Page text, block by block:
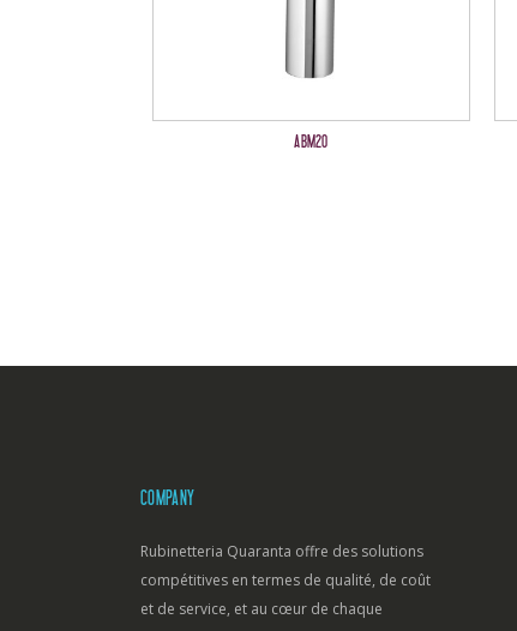
ABM20
COMPANY
Rubinetteria Quaranta offre des solutions
compétitives en termes de qualité, de coût
et de service, et au cœur de chaque